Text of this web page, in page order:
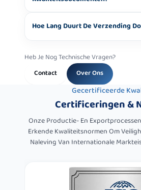
Hoe Lang Duurt De Verzending
Heb Je Nog Technische Vragen?
Contact Over Ons
Gecertificeerde
Certificeringen &
Onze Productie- En
Erkende Kwaliteitsnormen Om
Naleving Van Internationale